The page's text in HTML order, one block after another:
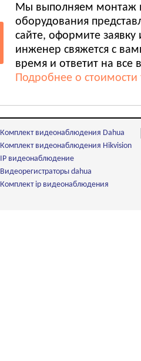
Мы выполняем монтаж
оборудования
сайте, оформите
инженер свяжется с
время и ответит на все
Подробнее о стоимости
Комплект видеонаблюдения Dahua
Комплект видеонаблюдения Hikvision
IP видеонаблюдение
Видеорегистраторы dahua
Комплект ip видеонаблюдения